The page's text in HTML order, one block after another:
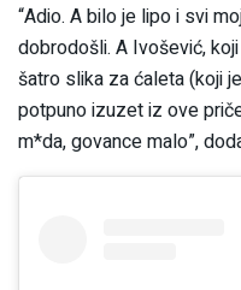
“Adio. A bilo je lipo i svi
dobrodošli. A Ivošević,
šatro slika za ćaleta (koji
potpuno izuzet iz ove
m*da, govance malo”,